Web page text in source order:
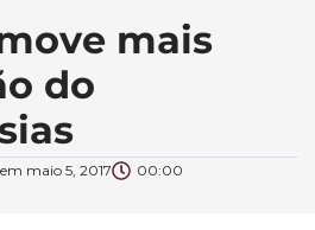
mais
do
maio 5, 2017 00:00